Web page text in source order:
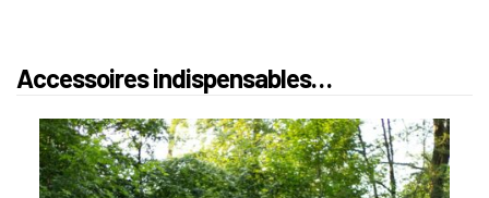
Accessoires indispensables…